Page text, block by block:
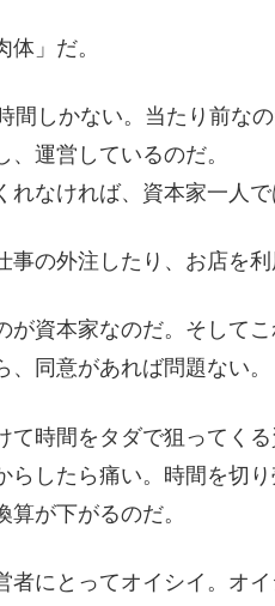
」だ。
間しかない。当たり前な
運営しているのだ。
れなければ、資本家一人
の外注したり、お店を利
が資本家なのだ。そして
同意があれば問題ない。
て時間をタダで狙ってく
らしたら痛い。時間を切
が下がるのだ。
者にとってオイシイ。オ